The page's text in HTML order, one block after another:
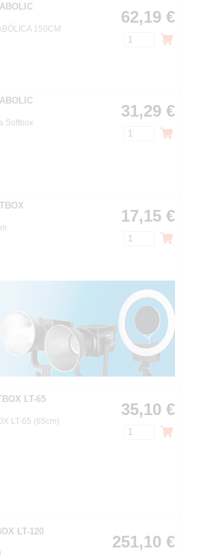
150CM
62,19 €
Softbox
31,29 €
17,15 €
LT-65
LT-65 (65cm)
35,10 €
LT-120
251,10 €